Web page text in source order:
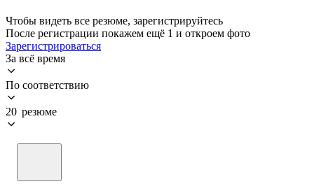
Чтобы видеть все резюме, зарегистрируйтесь
После регистрации покажем ещё 1 и откроем фото
Зарегистрироваться
За всё время
По соответствию
20 резюме